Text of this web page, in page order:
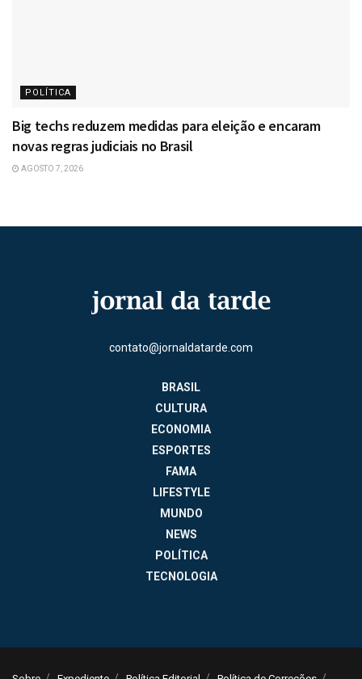
POLÍTICA
Big techs reduzem medidas para eleição e encaram
novas regras judiciais no Brasil
AGOSTO 7, 2026
contato@jornaldatarde.com
BRASIL
CULTURA
ECONOMIA
ESPORTES
FAMA
LIFESTYLE
MUNDO
NEWS
POLÍTICA
TECNOLOGIA